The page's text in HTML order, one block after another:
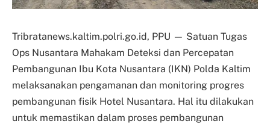
Tribratanews.kaltim.polri.go.id, PPU — Satuan Tugas
Ops Nusantara Mahakam Deteksi dan Percepatan
Pembangunan Ibu Kota Nusantara (IKN) Polda Kaltim
melaksanakan pengamanan dan monitoring progres
pembangunan fisik Hotel Nusantara. Hal itu dilakukan
untuk memastikan dalam proses pembangunan